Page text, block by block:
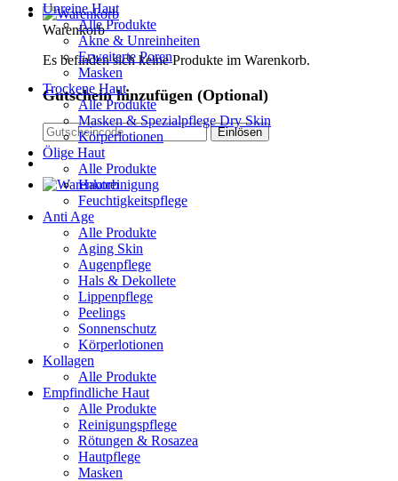
Warenkorb
Es befinden sich keine Produkte im Warenkorb.
Gutschein hinzufügen (Optional)
Unreine Haut
Alle Produkte
Akne & Unreinheiten
Erweiterte Poren
Masken
Trockene Haut
Alle Produkte
Masken & Spezialpflege Dry Skin
Körperlotionen
Ölige Haut
Alle Produkte
Hautreinigung
Feuchtigkeitspflege
Anti Age
Alle Produkte
Aging Skin
Augenpflege
Hals & Dekollete
Lippenpflege
Peelings
Sonnenschutz
Körperlotionen
Kollagen
Alle Produkte
Empfindliche Haut
Alle Produkte
Reinigungspflege
Rötungen & Rosazea
Hautpflege
Masken